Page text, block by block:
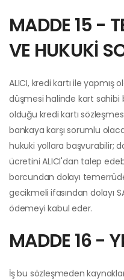
MADDE 15 -
VE HUKUKİ
ALICI, kredi kartı ile
düşmesi halinde kart sahibi
olduğu kredi kartı
bankaya karşı sorumlu
hukuki yollara başvurabilir;
ücretini ALICI'dan talep
borcundan dolayı
gecikmeli ifasından dolayı
ödemeyi kabul eder.
MADDE 16 -
İş bu sözleşmeden